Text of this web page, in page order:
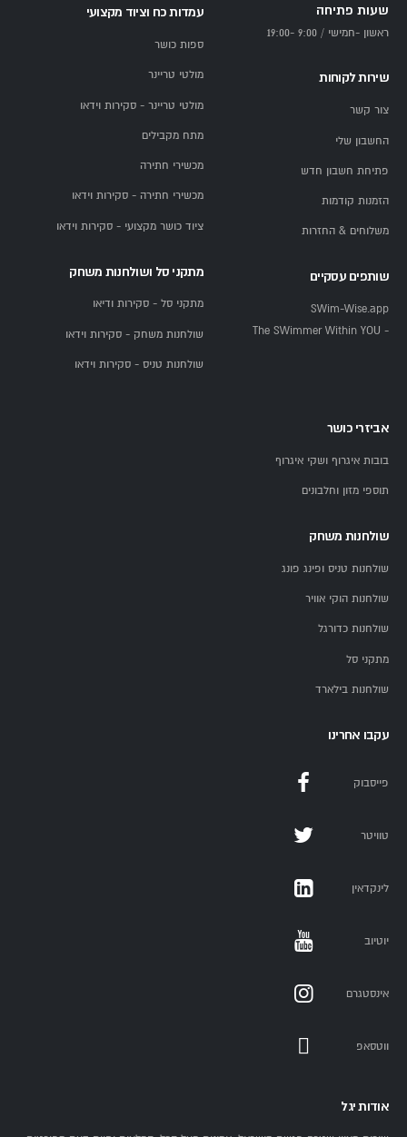
שעות פתיחה
ראשון -חמישי / 9:00 -19:00
שירות לקוחות
צור קשר
החשבון שלי
פתיחת חשבון חדש
הזמנות קודמות
משלוחים & החזרות
שותפים עסקיים
SWim-Wise.app
- The SWimmer Within YOU
עמדות כח וציוד מקצועי
ספות כושר
מולטי טריינר
מולטי טריינר - סקירות וידאו
מתח מקבילים
מכשירי חתירה
מכשירי חתירה - סקירות וידאו
ציוד כושר מקצועי - סקירות וידאו
מתקני סל ושולחנות משחק
מתקני סל - סקירות ודיאו
שולחנות משחק - סקירות וידאו
שולחנות טניס - סקירות וידאו
אביזרי כושר
בובות איגרוף ושקי איגרוף
תוספי מזון וחלבונים
שולחנות משחק
שולחנות טניס ופינג פונג
שולחנות הוקי אוויר
שולחנות כדורגל
מתקני סל
שולחנות בילארד
עקבו אחרינו
פייסבוק
טוויטר
לינקדאין
יוטיוב
אינסטגרם
ווטסאפ
אודות יגל